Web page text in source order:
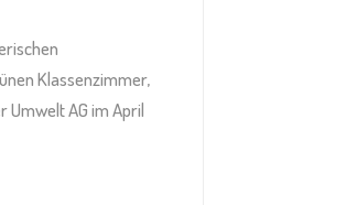
Klassenzimmer,
Umwelt AG im April